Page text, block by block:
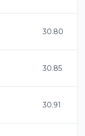
30.80
30.85
30.91